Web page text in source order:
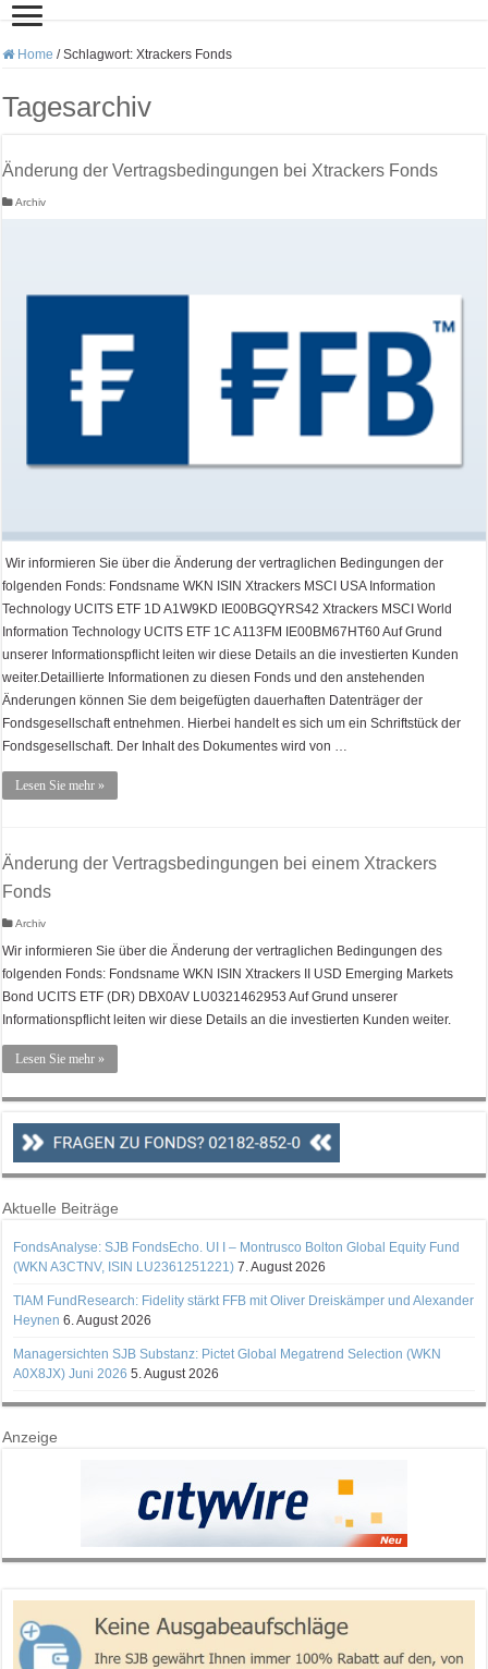
Home / Schlagwort:Xtrackers Fonds
Tagesarchiv
Änderung der Vertragsbedingungen bei Xtrackers Fonds
Archiv
Wir informieren Sie über die Änderung der vertraglichen Bedingungen der
folgenden Fonds: Fondsname WKN ISIN Xtrackers MSCI USA Information
Technology UCITS ETF 1D A1W9KD IE00BGQYRS42 Xtrackers MSCI World
Information Technology UCITS ETF 1C A113FM IE00BM67HT60 Auf Grund
unserer Informationspflicht leiten wir diese Details an die investierten Kunden
weiter.Detaillierte Informationen zu diesen Fonds und den anstehenden
Änderungen können Sie dem beigefügten dauerhaften Datenträger der
Fondsgesellschaft entnehmen. Hierbei handelt es sich um ein Schriftstück der
Fondsgesellschaft. Der Inhalt des Dokumentes wird von …
Lesen Sie mehr »
Änderung der Vertragsbedingungen bei einem Xtrackers
Fonds
Archiv
Wir informieren Sie über die Änderung der vertraglichen Bedingungen des
folgenden Fonds: Fondsname WKN ISIN Xtrackers II USD Emerging Markets
Bond UCITS ETF (DR) DBX0AV LU0321462953 Auf Grund unserer
Informationspflicht leiten wir diese Details an die investierten Kunden weiter.
Lesen Sie mehr »
Aktuelle Beiträge
FondsAnalyse: SJB FondsEcho. UI I – Montrusco Bolton Global Equity Fund
(WKN A3CTNV, ISIN LU2361251221) 7. August 2026
TIAM FundResearch: Fidelity stärkt FFB mit Oliver Dreiskämper und Alexander
Heynen 6. August 2026
Managersichten SJB Substanz: Pictet Global Megatrend Selection (WKN
A0X8JX) Juni 2026 5. August 2026
Anzeige